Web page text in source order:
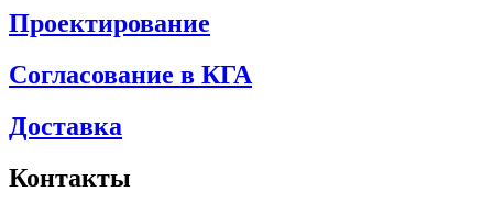
Проектирование
Согласование в КГА
Доставка
Контакты